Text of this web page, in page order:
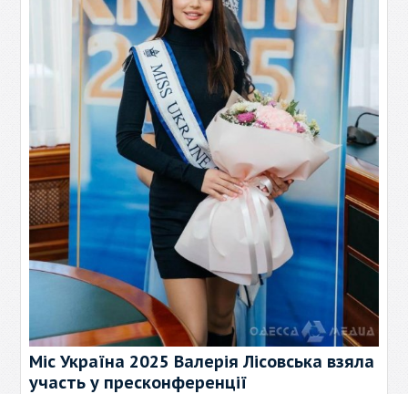
Міс Україна 2025 Валерія Лісовська взяла
участь у пресконференції